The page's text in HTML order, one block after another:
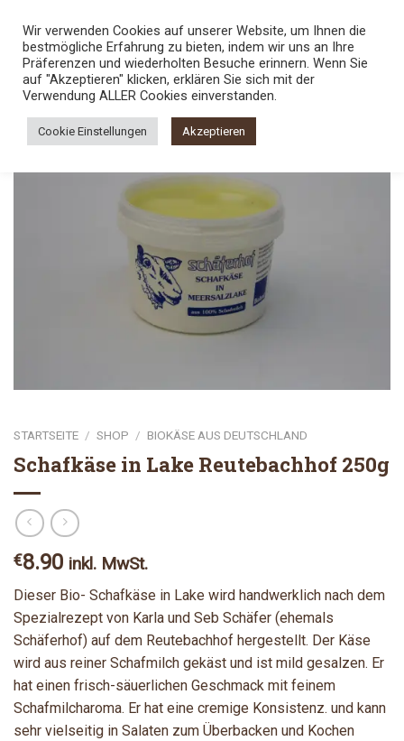
content
STARTSEITE / SHOP / BIOKÄSE AUS DEUTSCHLAND
Schafkäse in Lake Reutebachhof 250g
€8.90 inkl. MwSt.
Dieser Bio- Schafkäse in Lake wird handwerklich nach dem
Spezialrezept von Karla und Seb Schäfer (ehemals
Schäferhof) auf dem Reutebachhof hergestellt. Der Käse
wird aus reiner Schafmilch gekäst und ist mild gesalzen. Er
hat einen frisch-säuerlichen Geschmack mit feinem
Schafmilcharoma. Er hat eine cremige Konsistenz. und kann
sehr vielseitig in Salaten zum Überbacken und Kochen
Wir verwenden Cookies auf unserer Website, um Ihnen die
bestmögliche Erfahrung zu bieten, indem wir uns an Ihre
Präferenzen und wiederholten Besuche erinnern. Wenn Sie
auf "Akzeptieren" klicken, erklären Sie sich mit der
Verwendung ALLER Cookies einverstanden.
Cookie Einstellungen Akzeptieren